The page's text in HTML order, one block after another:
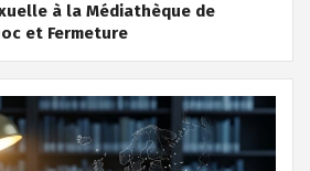
à la Médiathèque de
et Fermeture